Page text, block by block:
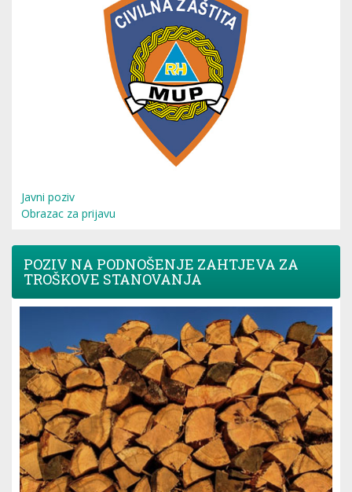
Javni poziv
Obrazac za prijavu
POZIV NA PODNOŠENJE ZAHTJEVA ZA
TROŠKOVE STANOVANJA